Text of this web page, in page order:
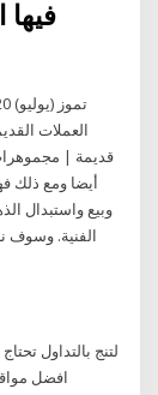
العملات
قديمة |
أيضا ومع ذلك
وبيع واستبدال
لتنج بالتداول
افضل